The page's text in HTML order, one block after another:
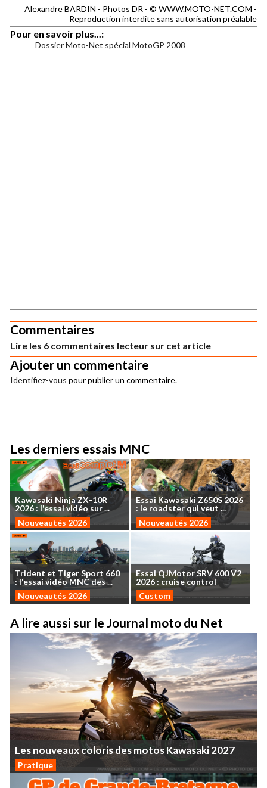
Alexandre BARDIN - Photos DR - © WWW.MOTO-NET.COM -
Reproduction interdite sans autorisation préalable
Pour en savoir plus...:
Dossier Moto-Net spécial MotoGP 2008
Commentaires
Lire les 6 commentaires lecteur sur cet article
Ajouter un commentaire
Identifiez-vous pour publier un commentaire.
Les derniers essais MNC
Kawasaki NinjaZX-10R
2026: l'essaividéo sur...
Nouveautés 2026
Essai KawasakiZ650S 2026
: le roadsterquiveut ...
Nouveautés 2026
Trident et TigerSport 660
: l'essaividéoMNCdes...
Nouveautés 2026
EssaiQJMotorSRV 600V2
2026 : cruise control
Custom
A lire aussi sur le Journal moto du Net
LesnouveauxcolorisdesmotosKawasaki2027
Pratique